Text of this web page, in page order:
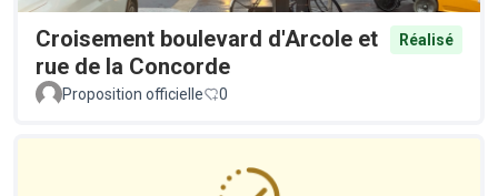
Croisement boulevard d'Arcole et
rue de la Concorde
Réalisé
Proposition officielle 0